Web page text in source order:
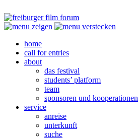
home
call for entries
about
das festival
students’ platform
team
sponsoren und kooperationen
service
anreise
unterkunft
suche